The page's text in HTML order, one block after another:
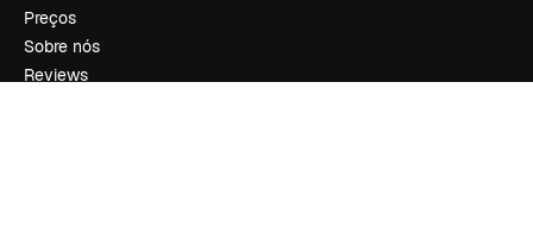
Preços
Sobre nós
Reviews